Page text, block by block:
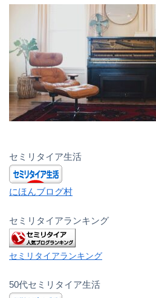
セミリタイア生活
にほんブログ村
セミリタイアランキング
セミリタイアランキング
50代セミリタイア生活